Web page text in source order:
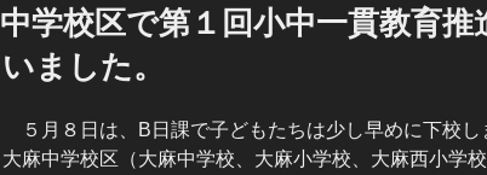
稿
日:
中学校区で第１回小中一貫教育推
いました。
５月８日は、B日課で子どもたちは少し早めに下校し
大麻中学校区（大麻中学校、大麻小学校、大麻西小学